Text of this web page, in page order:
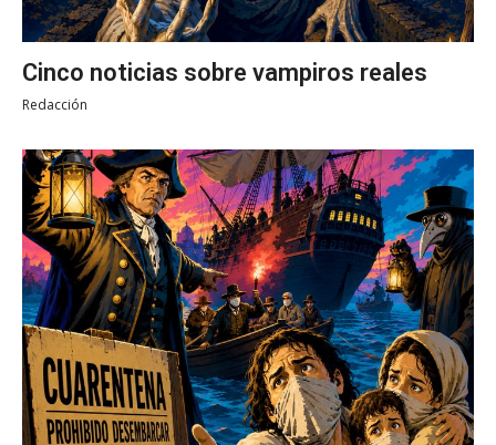
Cinco noticias sobre vampiros reales
Redacción